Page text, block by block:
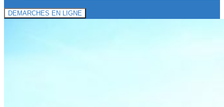
DEMARCHES EN LIGNE